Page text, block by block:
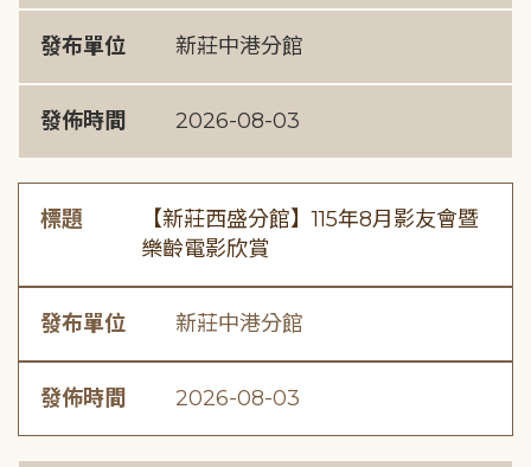
發布單位 新莊中港分館
發佈時間 2026-08-03
標題
【新莊西盛分館】115年8月影友會暨
樂齡電影欣賞
發布單位 新莊中港分館
發佈時間 2026-08-03